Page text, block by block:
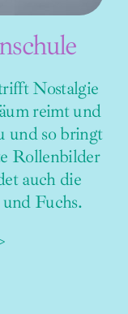
Nostalgie
reimt und
und so bringt
Rollenbilder
auch die
Fuchs.